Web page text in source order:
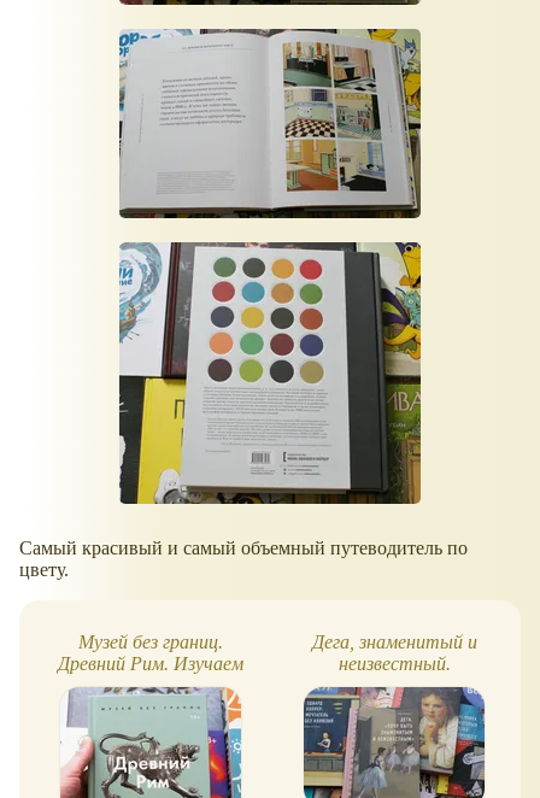
Самый красивый и самый объемный путеводитель по
цвету.
Музей без границ.
Древний Рим. Изучаем
искусство и культуру
Дега, знаменитый и
неизвестный.
Продолжение серии книг
о художниках